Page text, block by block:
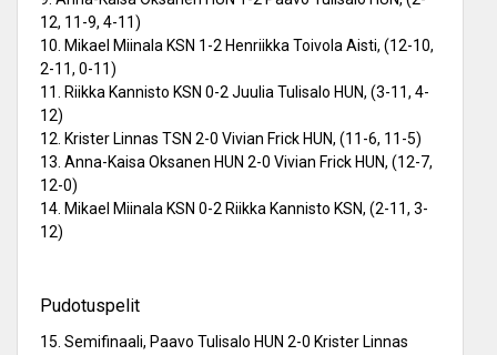
12, 11-9, 4-11)
10. Mikael Miinala KSN 1-2 Henriikka Toivola Aisti, (12-10,
2-11, 0-11)
11. Riikka Kannisto KSN 0-2 Juulia Tulisalo HUN, (3-11, 4-
12)
12. Krister Linnas TSN 2-0 Vivian Frick HUN, (11-6, 11-5)
13. Anna-Kaisa Oksanen HUN 2-0 Vivian Frick HUN, (12-7,
12-0)
14. Mikael Miinala KSN 0-2 Riikka Kannisto KSN, (2-11, 3-
12)
Pudotuspelit
15. Semifinaali, Paavo Tulisalo HUN 2-0 Krister Linnas